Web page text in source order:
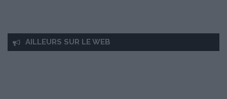
AILLEURS SUR LE WEB